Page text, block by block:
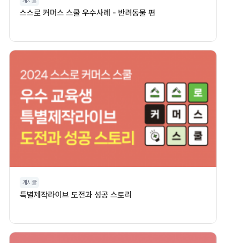
스스로 커머스 스쿨 우수사례 - 반려동물 편
게시글
특별제작라이브 도전과 성공 스토리